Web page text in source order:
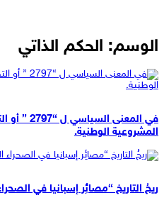
الوسم: الحكم الذاتي
في المعنى
المشروعية الوطنية.
ريحُ التاريخ “مصائِر إسبانيا في